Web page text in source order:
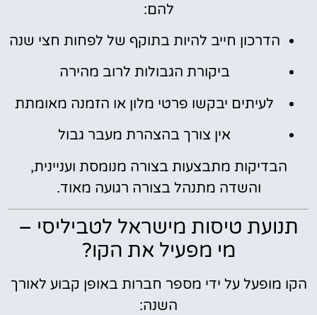
להם:
הדרכון חייב להיות בתוקף של לפחות חצי שנה
ביקורת הגבולות לרוב מהירה
לעיתים יבקשו פרטי מלון או הזמנה מאומתת
אין צורך בהצהרת מעבר גבול
הבדיקות מתבצעות בצורה מנומסת ועניינית,
והשדה מתנהל בצורה רגועה מאוד.
תנועת טיסות מישראל לטביליסי –
מי מפעיל את הקו?
הקו מופעל על ידי מספר חברות באופן קבוע לאורך
השנה: